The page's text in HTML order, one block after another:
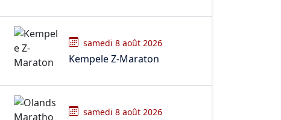
samedi 8 août 2026
Kempele Z-Maraton
samedi 8 août 2026